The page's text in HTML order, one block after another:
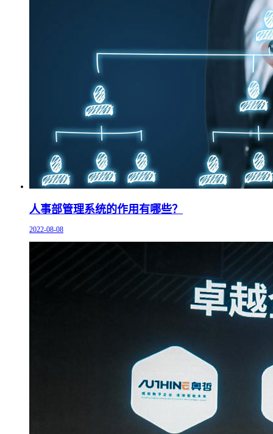
人事部管理系统的作用有哪些？
2022-08-08